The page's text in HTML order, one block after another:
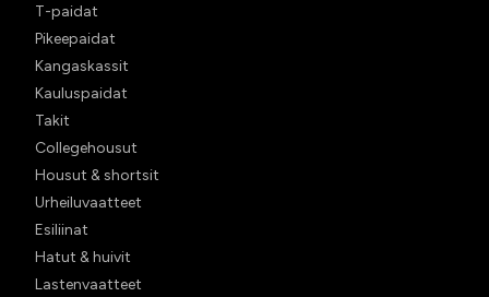
T-paidat
Pikeepaidat
Kangaskassit
Kauluspaidat
Takit
Collegehousut
Housut & shortsit
Urheiluvaatteet
Esiliinat
Hatut & huivit
Lastenvaatteet